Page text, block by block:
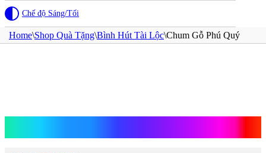
Chế độ Sáng/Tối
Home\Shop Quà Tặng\Bình Hút Tài Lộc\Chum Gỗ Phú Quý